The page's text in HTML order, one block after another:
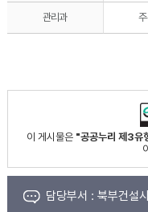
관리과
이 게시물은 "공공누리 제3유
담당부서 : 북부건설